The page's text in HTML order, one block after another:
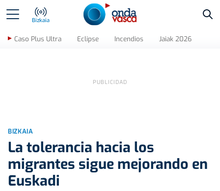
Bizkaia
Caso Plus Ultra Eclipse Incendios Jaiak 2026
BIZKAIA
La tolerancia hacia los
migrantes sigue mejorando en
Euskadi